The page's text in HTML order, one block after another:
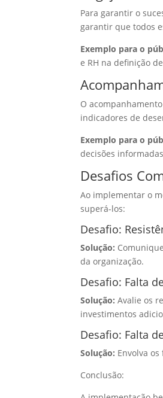
Para garantir o
garantir que todos
Exemplo para o
e RH na definição
O
indicadores de
Exemplo para o
decisões
Desafios
Ao implementar o
superá-los:
Desafio:
Solução:
da organização.
Desafio: Falta
Solução: Avalie os
investimentos
Desafio: Falta
Solução: Envolva
Conclusão: